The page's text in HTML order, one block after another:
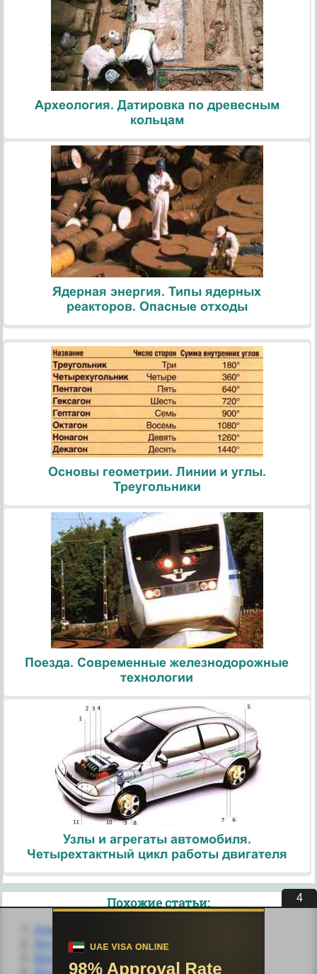
Археология. Датировка по древесным
кольцам
Ядерная энергия. Типы ядерных
реакторов. Опасные отходы
Основы геометрии. Линии и углы.
Треугольники
Поезда. Современные железнодорожные
технологии
Узлы и агрегаты автомобиля.
Четырехтактный цикл работы двигателя
Похожие статьи:
Административный контроль.
Антимонопольный контроль.
Біологічна продуктивність.
3